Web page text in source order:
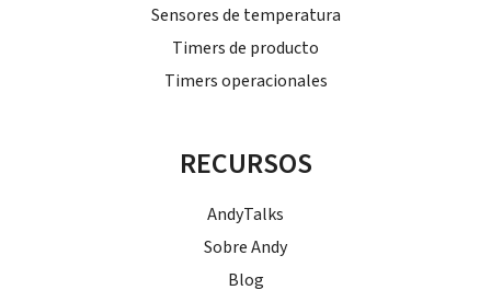
Sensores de temperatura
Timers de producto
Timers operacionales
RECURSOS
AndyTalks
Sobre Andy
Blog